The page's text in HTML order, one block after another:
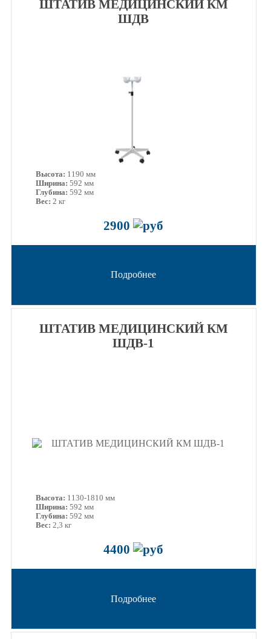
ШТАТИВ МЕДИЦИНСКИЙ КМ
ШДВ
Высота: 1190 мм
Ширина: 592 мм
Глубина: 592 мм
Вес: 2 кг
2900
Подробнее
ШТАТИВ МЕДИЦИНСКИЙ КМ
ШДВ-1
Высота: 1130-1810 мм
Ширина: 592 мм
Глубина: 592 мм
Вес: 2,3 кг
4400
Подробнее